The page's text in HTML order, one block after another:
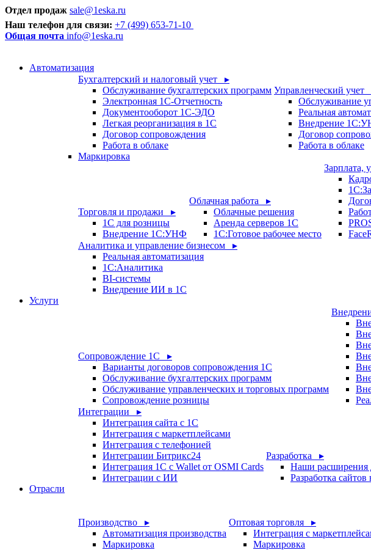
Отдел продаж sale@1eska.ru
Наш телефон для связи: +7 (499) 653-71-10
Общая почта info@1eska.ru
Автоматизация
Бухгалтерский и налоговый учет ▸
Обслуживание бухгалтерских программ
Электронная 1С-Отчетность
Документооборот 1С-ЭДО
Легкая реорганизация в 1С
Договор сопровождения
Работа в облаке
Управленческий учет
Обслуживание
Реальная
Внедрение
Договор
Работа в облаке
Маркировка
Торговля и продажи ▸
1С для розницы
Внедрение 1С:УНФ
Облачная работа ▸
Облачные решения
Аренда серверов 1С
1C:Готовое рабочее место
Зарплата,
Аналитика и управление бизнесом ▸
Реальная автоматизация
1С:Аналитика
BI-системы
Внедрение ИИ в 1С
Услуги
Сопровождение 1С ▸
Варианты договоров сопровождения 1С
Обслуживание бухгалтерских программ
Обслуживание управленческих и торговых программ
Сопровождение розницы
Интеграции ▸
Интеграция сайта с 1С
Интеграция с маркетплейсами
Интеграция с телефонией
Интеграции Битрикс24
Интеграция 1С с Wallet от OSMI Cards
Интеграции с ИИ
Разработка ▸
Наши расширения
Разработка
Отрасли
Производство ▸
Автоматизация производства
Маркировка
Оптовая торговля ▸
Интеграция с
Маркировка